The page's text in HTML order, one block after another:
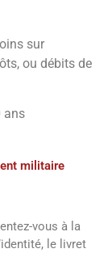
sur
ou débits de
ans
militaire
vous à la
le livret